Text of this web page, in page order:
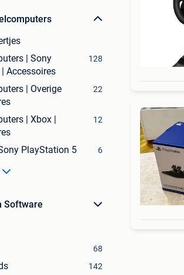
| Sony
Accessoires
128
| Overige
22
| Xbox |
12
PlayStation 5 6
Software
68
142